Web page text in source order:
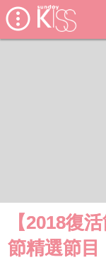
【2018復
節精選節目